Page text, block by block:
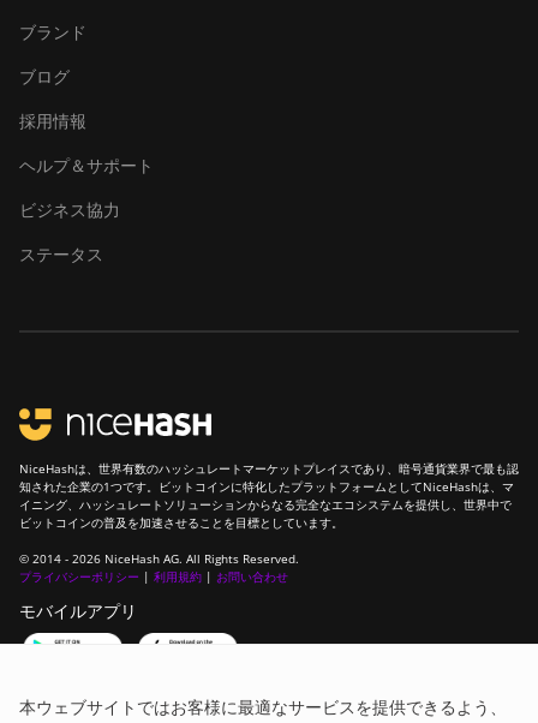
ブランド
ブログ
採用情報
ヘルプ＆サポート
ビジネス協力
ステータス
NiceHashは、世界有数のハッシュレートマーケットプレイスであり、暗号通貨業界で最も認
知された企業の1つです。ビットコインに特化したプラットフォームとしてNiceHashは、マ
イニング、ハッシュレートソリューションからなる完全なエコシステムを提供し、世界中で
ビットコインの普及を加速させることを目標としています。
© 2014 - 2026 NiceHash AG. All Rights Reserved.
プライバシーポリシー | 利用規約 | お問い合わせ
モバイルアプリ
本ウェブサイトではお客様に最適なサービスを提供できるよう、